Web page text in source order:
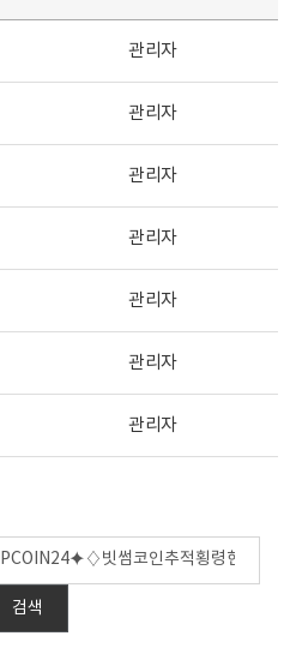
관리자
관리자
관리자
관리자
관리자
관리자
관리자
검색